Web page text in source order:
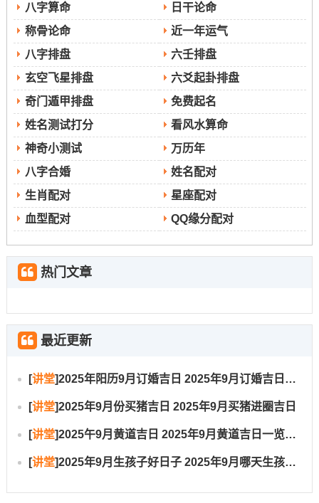
八字算命
日干论命
称骨论命
近一年运气
八字排盘
六壬排盘
玄空飞星排盘
六爻起卦排盘
奇门遁甲排盘
免费起名
姓名测试打分
看风水算命
神奇小测试
万历年
八字合婚
姓名配对
生肖配对
星座配对
血型配对
QQ缘分配对
热门文章
最近更新
[讲堂]2025年阳历9月订婚吉日 2025年9月订婚吉日有哪几天
[讲堂]2025年9月份买猪吉日 2025年9月买猪进圈吉日
[讲堂]2025午9月黄道吉日 2025年9月黄道吉日一览表大全
[讲堂]2025年9月生孩子好日子 2025年9月哪天生孩子比较好